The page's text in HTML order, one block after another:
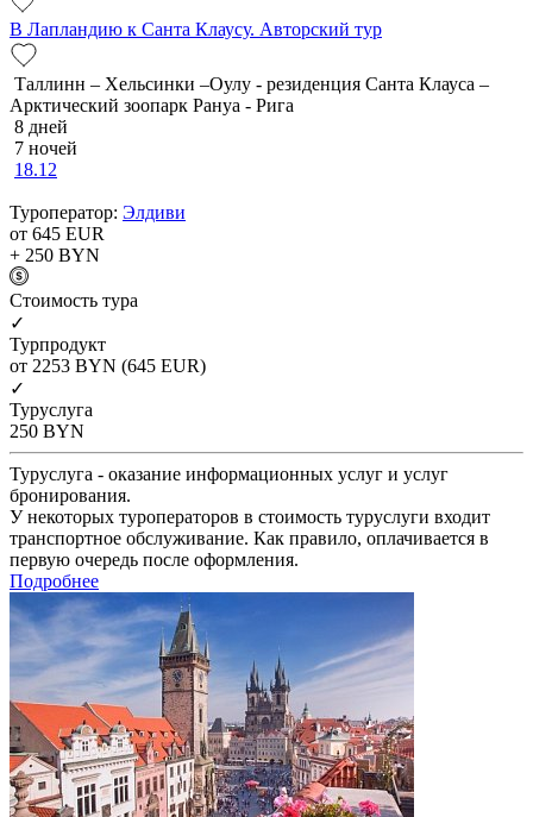
В Лапландию к Санта Клаусу. Авторский тур
Таллинн – Хельсинки –Оулу - резиденция Санта Клауса –
Арктический зоопарк Рануа - Рига
8 дней
7 ночей
18.12
Туроператор: Элдиви
от 645 EUR
+ 250 BYN
Cтоимость тура
✓
Турпродукт
от 2253 BYN (645 EUR)
✓
Туруслуга
250 BYN
Туруслуга - оказание информационных услуг и услуг
бронирования.
У некоторых туроператоров в стоимость туруслуги входит
транспортное обслуживание. Как правило, оплачивается в
первую очередь после оформления.
Подробнее